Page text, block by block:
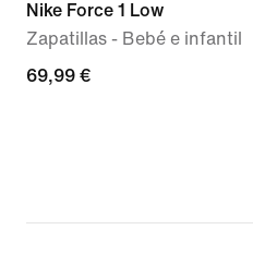
Nike Force 1 Low
Zapatillas - Bebé e infantil
69,99 €
69,99 €